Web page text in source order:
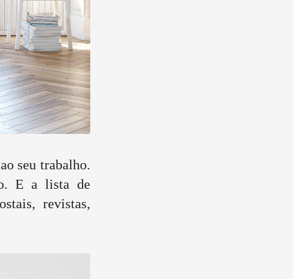
seu trabalho.
E a lista de
revistas,